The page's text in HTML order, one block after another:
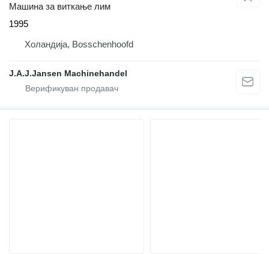
Машина за виткање лим
1995
Холандија, Bosschenhoofd
J.A.J.Jansen Machinehandel